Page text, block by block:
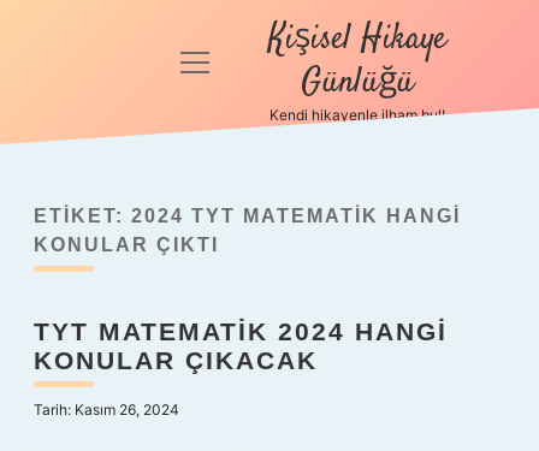
Anasayfa
Politikası
Yasal Uyarı
Hakkımızda
menüyü
Kişisel Hikaye
Günlüğü
Kendi hikayenle ilham bul!
ETIKET: 2024 TYT MATEMATIK HANGI
KONULAR ÇIKTI
TYT MATEMATIK 2024 HANGI
KONULAR ÇIKACAK
Tarih: Kasım 26, 2024